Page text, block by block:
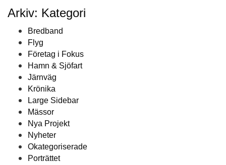
Arkiv: Kategori
Bredband
Flyg
Företag i Fokus
Hamn & Sjöfart
Järnväg
Krönika
Large Sidebar
Mässor
Nya Projekt
Nyheter
Okategoriserade
Porträttet